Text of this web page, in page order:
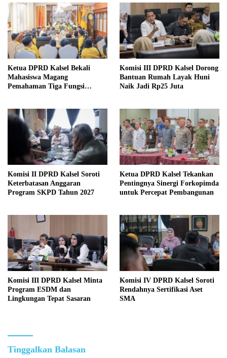
Ketua DPRD Kalsel Bekali
Mahasiswa Magang
Pemahaman Tiga Fungsi
Komisi III DPRD Kalsel Dorong
Bantuan Rumah Layak Huni
Naik Jadi Rp25 Juta
Komisi II DPRD Kalsel Soroti
Keterbatasan Anggaran
Program SKPD Tahun 2027
Ketua DPRD Kalsel Tekankan
Pentingnya Sinergi Forkopimda
untuk Percepat Pembangunan
Komisi III DPRD Kalsel Minta
Program ESDM dan
Lingkungan Tepat Sasaran
Komisi IV DPRD Kalsel Soroti
Rendahnya Sertifikasi Aset
SMA
Tinggalkan Balasan